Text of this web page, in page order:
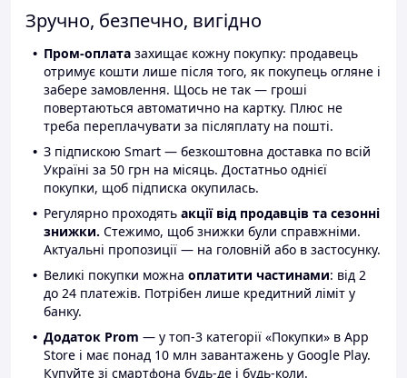
Зручно, безпечно, вигідно
Пром-оплата захищає кожну покупку: продавець
отримує кошти лише після того, як покупець огляне і
забере замовлення. Щось не так — гроші
повертаються автоматично на картку. Плюс не
треба переплачувати за післяплату на пошті.
З підпискою Smart — безкоштовна доставка по всій
Україні за 50 грн на місяць. Достатньо однієї
покупки, щоб підписка окупилась.
Регулярно проходять акції від продавців та сезонні
знижки. Стежимо, щоб знижки були справжніми.
Актуальні пропозиції — на головній або в застосунку.
Великі покупки можна оплатити частинами: від 2
до 24 платежів. Потрібен лише кредитний ліміт у
банку.
Додаток Prom — у топ-3 категорії «Покупки» в App
Store і має понад 10 млн завантажень у Google Play.
Купуйте зі смартфона будь-де і будь-коли.